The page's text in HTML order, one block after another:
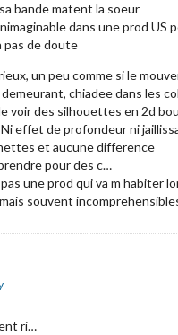
bande matent la soeur
dans une prod US
pas de doute
un peu comme si le
chiadee dans les
voir des silhouettes en 2d
effet de profondeur ni
et aucune difference
pour des c…
une prod qui va m habiter
souvent
ri…